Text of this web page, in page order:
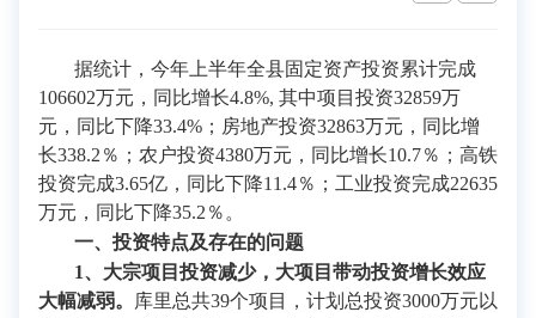
据统计，今年上半年全县固定资产投资累计完成
106602万元，同比增长4.8%, 其中项目投资32859万
元，同比下降33.4%；房地产投资32863万元，同比增
长338.2％；农户投资4380万元，同比增长10.7％；高铁
投资完成3.65亿，同比下降11.4％；工业投资完成22635
万元，同比下降35.2％。
一、投资特点及存在的问题
1、 大宗项目投资减少，大项目带动投资增长效应
大幅减弱。
库里总共39个项目，计划总投资3000万元以